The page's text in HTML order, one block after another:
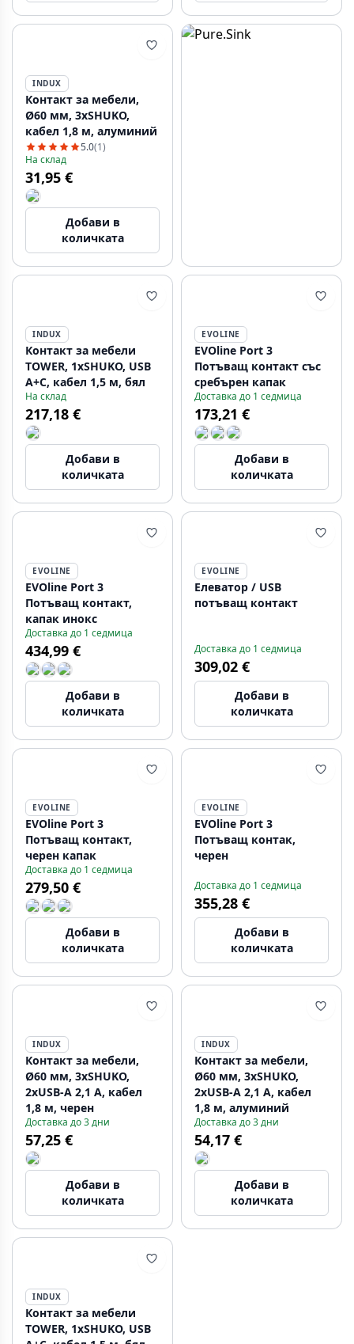
INDUX
Контакт за мебели,
Ø60 мм, 3xSHUKO,
кабел 1,8 м, алуминий
5.0(1)
На склад
31,95 €
Добави в
количката
INDUX
Контакт за мебели
TOWER, 1xSHUKO, USB
A+C, кабел 1,5 м, бял
На склад
217,18 €
Добави в
количката
EVOLINE
EVOline Port 3
Потъващ контакт със
сребърен капак
Доставка до 1 седмица
173,21 €
Добави в
количката
EVOLINE
EVOline Port 3
Потъващ контакт,
капак инокс
Доставка до 1 седмица
434,99 €
Добави в
количката
EVOLINE
Елеватор / USB
потъващ контакт
Доставка до 1 седмица
309,02 €
Добави в
количката
EVOLINE
EVOline Port 3
Потъващ контакт,
черен капак
Доставка до 1 седмица
279,50 €
Добави в
количката
EVOLINE
EVOline Port 3
Потъващ контак,
черен
Доставка до 1 седмица
355,28 €
Добави в
количката
INDUX
Контакт за мебели,
Ø60 мм, 3xSHUKO,
2xUSB-A 2,1 А, кабел
1,8 м, черен
Доставка до 3 дни
57,25 €
Добави в
количката
INDUX
Контакт за мебели,
Ø60 мм, 3xSHUKO,
2xUSB-A 2,1 А, кабел
1,8 м, алуминий
Доставка до 3 дни
54,17 €
Добави в
количката
INDUX
Контакт за мебели
TOWER, 1xSHUKO, USB